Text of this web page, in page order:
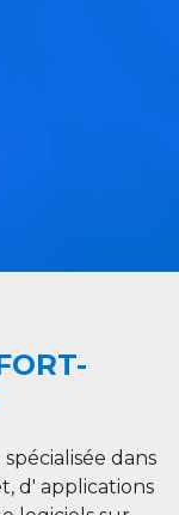
dans
d' applications